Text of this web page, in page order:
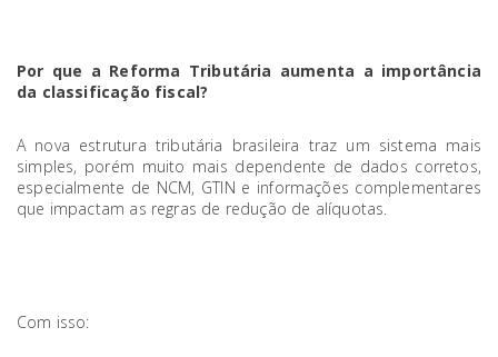
Por que a Reforma Tributária aumenta a importância
da classificação fiscal?
A nova estrutura tributária brasileira traz um sistema mais
simples, porém muito mais dependente de dados corretos,
especialmente de NCM, GTIN e informações complementares
que impactam as regras de redução de alíquotas.
Com isso: